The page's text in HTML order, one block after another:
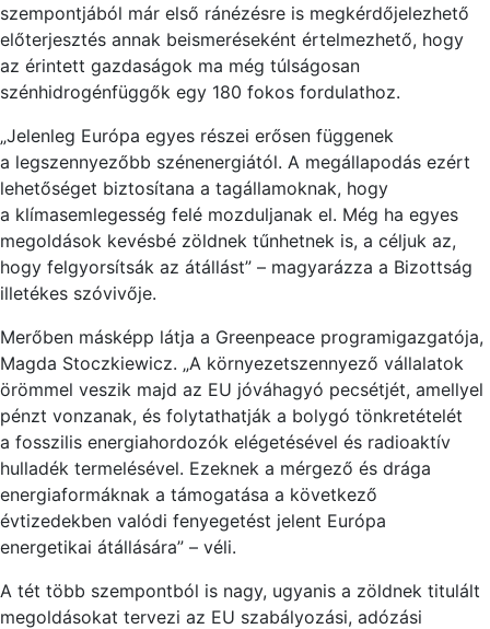
szempontjából már első ránézésre is megkérdőjelezhető
előterjesztés annak beismeréseként értelmezhető, hogy
az érintett gazdaságok ma még túlságosan
szénhidrogénfüggők egy 180 fokos fordulathoz.
„Jelenleg Európa egyes részei erősen függenek
a legszennyezőbb szénenergiától. A megállapodás ezért
lehetőséget biztosítana a tagállamoknak, hogy
a klímasemlegesség felé mozduljanak el. Még ha egyes
megoldások kevésbé zöldnek tűnhetnek is, a céljuk az,
hogy felgyorsítsák az átállást” – magyarázza a Bizottság
illetékes szóvivője.
Merőben másképp látja a Greenpeace programigazgatója,
Magda Stoczkiewicz. „A környezetszennyező vállalatok
örömmel veszik majd az EU jóváhagyó pecsétjét, amellyel
pénzt vonzanak, és folytathatják a bolygó tönkretételét
a fosszilis energiahordozók elégetésével és radioaktív
hulladék termelésével. Ezeknek a mérgező és drága
energiaformáknak a támogatása a következő
évtizedekben valódi fenyegetést jelent Európa
energetikai átállására” – véli.
A tét több szempontból is nagy, ugyanis a zöldnek titulált
megoldásokat tervezi az EU szabályozási, adózási